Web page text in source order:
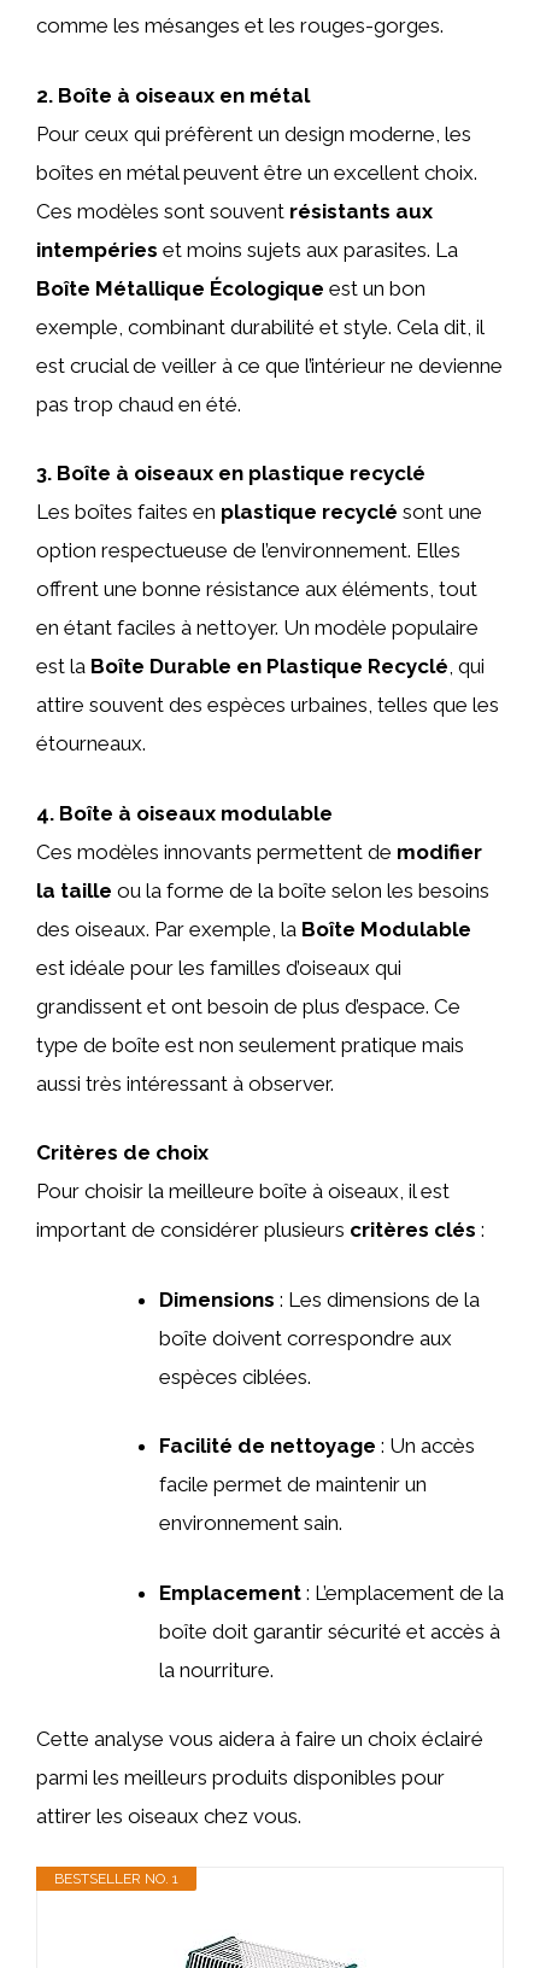
comme les mésanges et les rouges-gorges.
2. Boîte à oiseaux en métal
Pour ceux qui préfèrent un design moderne, les
boîtes en métal peuvent être un excellent choix.
Ces modèles sont souvent résistants aux
intempéries et moins sujets aux parasites. La
Boîte Métallique Écologique est un bon
exemple, combinant durabilité et style. Cela dit, il
est crucial de veiller à ce que l’intérieur ne devienne
pas trop chaud en été.
3. Boîte à oiseaux en plastique recyclé
Les boîtes faites en plastique recyclé sont une
option respectueuse de l’environnement. Elles
offrent une bonne résistance aux éléments, tout
en étant faciles à nettoyer. Un modèle populaire
est la Boîte Durable en Plastique Recyclé, qui
attire souvent des espèces urbaines, telles que les
étourneaux.
4. Boîte à oiseaux modulable
Ces modèles innovants permettent de modifier
la taille ou la forme de la boîte selon les besoins
des oiseaux. Par exemple, la Boîte Modulable
est idéale pour les familles d’oiseaux qui
grandissent et ont besoin de plus d’espace. Ce
type de boîte est non seulement pratique mais
aussi très intéressant à observer.
Critères de choix
Pour choisir la meilleure boîte à oiseaux, il est
important de considérer plusieurs critères clés :
Dimensions : Les dimensions de la
boîte doivent correspondre aux
espèces ciblées.
Facilité de nettoyage : Un accès
facile permet de maintenir un
environnement sain.
Emplacement : L’emplacement de la
boîte doit garantir sécurité et accès à
la nourriture.
Cette analyse vous aidera à faire un choix éclairé
parmi les meilleurs produits disponibles pour
attirer les oiseaux chez vous.
BESTSELLER NO. 1